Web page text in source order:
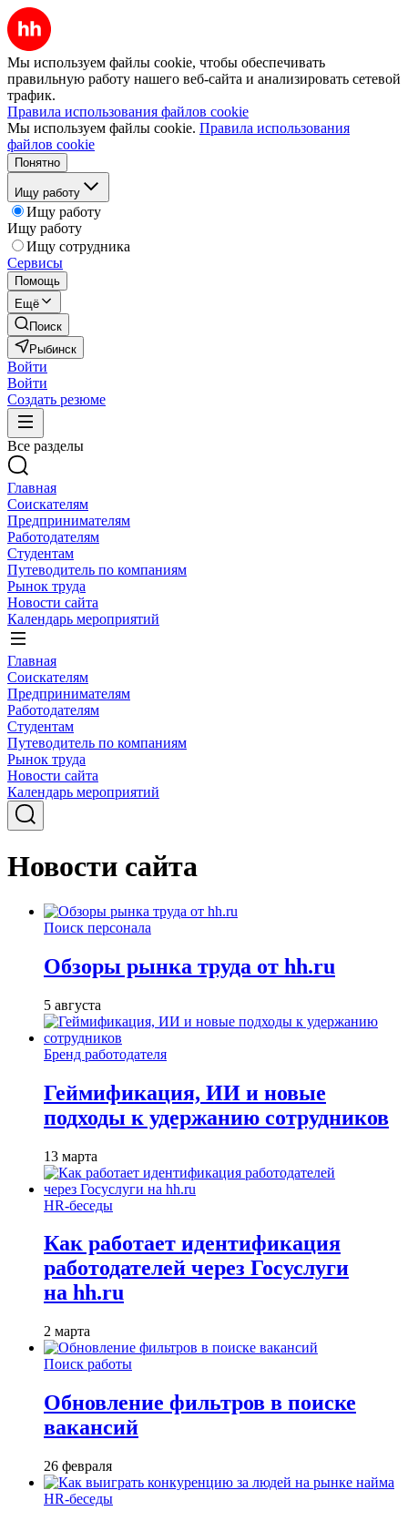
Мы используем файлы cookie, чтобы обеспечивать
правильную работу нашего веб-сайта и анализировать сетевой
трафик.
Правила использования файлов cookie
Мы используем файлы cookie. Правила использования
файлов cookie
Понятно
Ищу работу
Ищу работу
Ищу работу
Ищу сотрудника
Сервисы
Помощь
Ещё
Поиск
Рыбинск
Войти
Войти
Создать резюме
Все разделы
Главная
Соискателям
Предпринимателям
Работодателям
Студентам
Путеводитель по компаниям
Рынок труда
Новости сайта
Календарь мероприятий
Главная
Соискателям
Предпринимателям
Работодателям
Студентам
Путеводитель по компаниям
Рынок труда
Новости сайта
Календарь мероприятий
Новости сайта
Поиск персонала
Обзоры рынка труда от hh.ru
5 августа
Бренд работодателя
Геймификация, ИИ и новые
подходы к удержанию сотрудников
13 марта
HR-беседы
Как работает идентификация
работодателей через Госуслуги
на hh.ru
2 марта
Поиск работы
Обновление фильтров в поиске
вакансий
26 февраля
HR-беседы